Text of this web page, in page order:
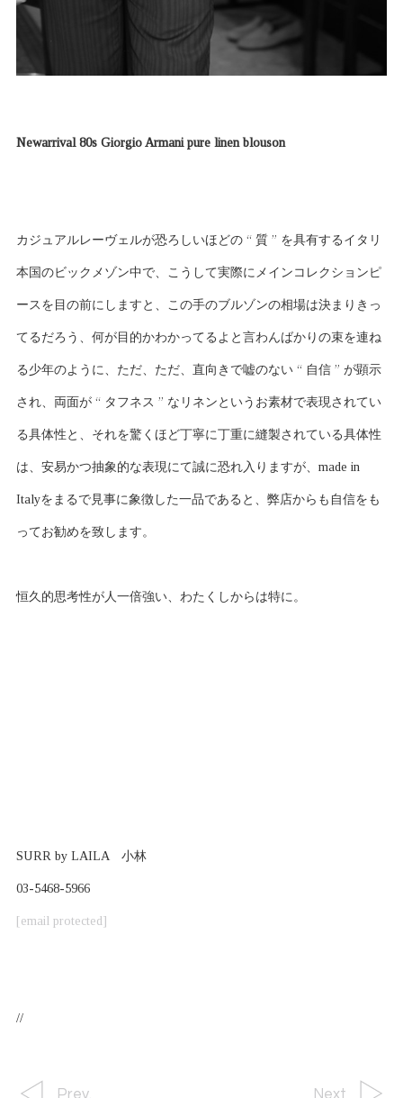
Newarrival 80s Giorgio Armani pure linen blouson
カジュアルレーヴェルが恐ろしいほどの “ 質 ” を具有するイタリ
本国のビックメゾン中で、こうして実際にメインコレクションピ
ースを目の前にしますと、この手のブルゾンの相場は決まりきっ
てるだろう、何が目的かわかってるよと言わんばかりの束を連ね
る少年のように、ただ、ただ、直向きで嘘のない “ 自信 ” が顕示
され、両面が “ タフネス ” なリネンというお素材で表現されてい
る具体性と、それを驚くほど丁寧に丁重に縫製されている具体性
は、安易かつ抽象的な表現にて誠に恐れ入りますが、made in
Italyをまるで見事に象徴した一品であると、弊店からも自信をも
ってお勧めを致します。
恒久的思考性が人一倍強い、わたくしからは特に。
SURR by LAILA 小林
03-5468-5966
[email protected]
//
Prev. Next